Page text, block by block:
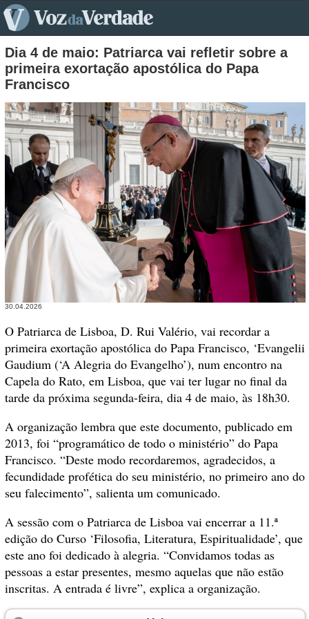
Dia 4 de maio: Patriarca vai refletir sobre a
primeira exortação apostólica do Papa
Francisco
30.04.2026
O Patriarca de Lisboa, D. Rui Valério, vai recordar a
primeira exortação apostólica do Papa Francisco, ‘Evangelii
Gaudium (‘A Alegria do Evangelho’), num encontro na
Capela do Rato, em Lisboa, que vai ter lugar no final da
tarde da próxima segunda-feira, dia 4 de maio, às 18h30.
A organização lembra que este documento, publicado em
2013, foi “programático de todo o ministério” do Papa
Francisco. “Deste modo recordaremos, agradecidos, a
fecundidade profética do seu ministério, no primeiro ano do
seu falecimento”, salienta um comunicado.
A sessão com o Patriarca de Lisboa vai encerrar a 11.ª
edição do Curso ‘Filosofia, Literatura, Espiritualidade’, que
este ano foi dedicado à alegria. “Convidamos todas as
pessoas a estar presentes, mesmo aquelas que não estão
inscritas. A entrada é livre”, explica a organização.